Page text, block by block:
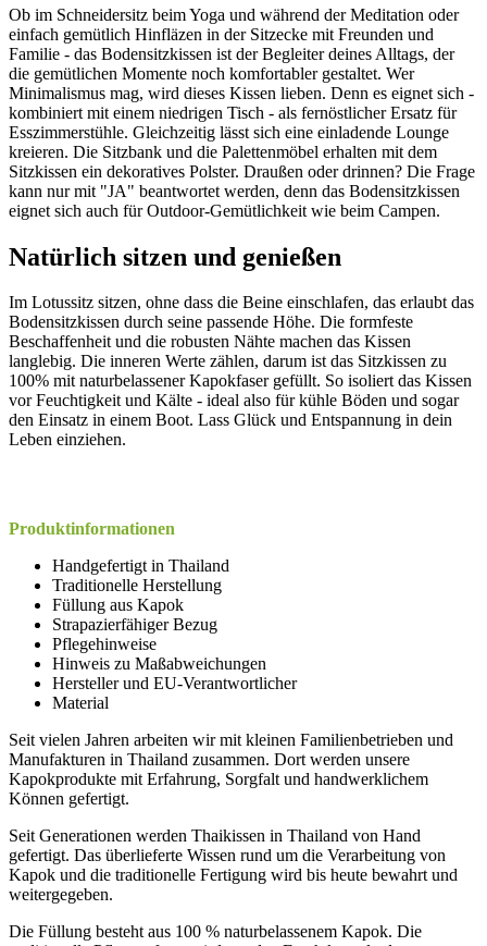
Ob im Schneidersitz beim Yoga und während der Meditation oder
einfach gemütlich Hinfläzen in der Sitzecke mit Freunden und
Familie - das Bodensitzkissen ist der Begleiter deines Alltags, der
die gemütlichen Momente noch komfortabler gestaltet. Wer
Minimalismus mag, wird dieses Kissen lieben. Denn es eignet sich -
kombiniert mit einem niedrigen Tisch - als fernöstlicher Ersatz für
Esszimmerstühle. Gleichzeitig lässt sich eine einladende Lounge
kreieren. Die Sitzbank und die Palettenmöbel erhalten mit dem
Sitzkissen ein dekoratives Polster. Draußen oder drinnen? Die Frage
kann nur mit "JA" beantwortet werden, denn das Bodensitzkissen
eignet sich auch für Outdoor-Gemütlichkeit wie beim Campen.
Natürlich sitzen und genießen
Im Lotussitz sitzen, ohne dass die Beine einschlafen, das erlaubt das
Bodensitzkissen durch seine passende Höhe. Die formfeste
Beschaffenheit und die robusten Nähte machen das Kissen
langlebig. Die inneren Werte zählen, darum ist das Sitzkissen zu
100% mit naturbelassener Kapokfaser gefüllt. So isoliert das Kissen
vor Feuchtigkeit und Kälte - ideal also für kühle Böden und sogar
den Einsatz in einem Boot. Lass Glück und Entspannung in dein
Leben einziehen.
Produktinformationen
Handgefertigt in Thailand
Traditionelle Herstellung
Füllung aus Kapok
Strapazierfähiger Bezug
Pflegehinweise
Hinweis zu Maßabweichungen
Hersteller und EU-Verantwortlicher
Material
Seit vielen Jahren arbeiten wir mit kleinen Familienbetrieben und
Manufakturen in Thailand zusammen. Dort werden unsere
Kapokprodukte mit Erfahrung, Sorgfalt und handwerklichem
Können gefertigt.
Seit Generationen werden Thaikissen in Thailand von Hand
gefertigt. Das überlieferte Wissen rund um die Verarbeitung von
Kapok und die traditionelle Fertigung wird bis heute bewahrt und
weitergegeben.
Die Füllung besteht aus 100 % naturbelassenem Kapok. Die